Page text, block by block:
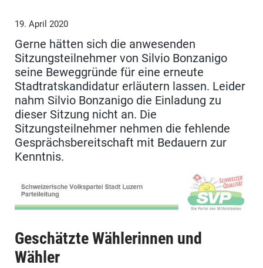
19. April 2020
Gerne hätten sich die anwesenden
Sitzungsteilnehmer von Silvio Bonzanigo
seine Beweggründe für eine erneute
Stadtratskandidatur erläutern lassen. Leider
nahm Silvio Bonzanigo die Einladung zu
dieser Sitzung nicht an. Die
Sitzungsteilnehmer nehmen die fehlende
Gesprächsbereitschaft mit Bedauern zur
Kenntnis.
Geschätzte Wählerinnen und
Wähler